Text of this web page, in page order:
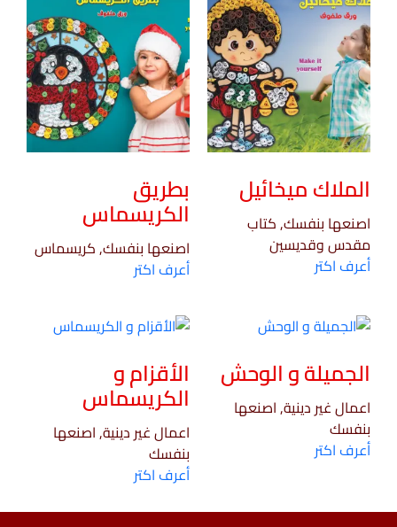
الملاك ميخائيل
اصنعها بنفسك, كتاب
مقدس وقديسين
أعرف اكتر
بطريق
الكريسماس
اصنعها بنفسك, كريسماس
أعرف اكتر
الجميلة و الوحش
اعمال غير دينية, اصنعها
بنفسك
أعرف اكتر
الأقزام و
الكريسماس
اعمال غير دينية, اصنعها
بنفسك
أعرف اكتر